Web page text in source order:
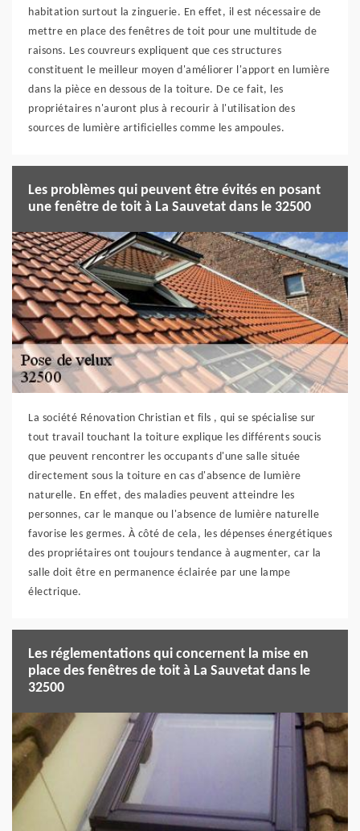
habitation surtout la zinguerie. En effet, il est nécessaire de
mettre en place des fenêtres de toit pour une multitude de
raisons. Les couvreurs expliquent que ces structures
constituent le meilleur moyen d'améliorer l'apport en lumière
dans la pièce en dessous de la toiture. De ce fait, les
propriétaires n'auront plus à recourir à l'utilisation des
sources de lumière artificielles comme les ampoules.
Les problèmes qui peuvent être évités en posant
une fenêtre de toit à La Sauvetat dans le 32500
La société Rénovation Christian et fils , qui se spécialise sur
tout travail touchant la toiture explique les différents soucis
que peuvent rencontrer les occupants d'une salle située
directement sous la toiture en cas d'absence de lumière
naturelle. En effet, des maladies peuvent atteindre les
personnes, car le manque ou l'absence de lumière naturelle
favorise les germes. À côté de cela, les dépenses énergétiques
des propriétaires ont toujours tendance à augmenter, car la
salle doit être en permanence éclairée par une lampe
électrique.
Les réglementations qui concernent la mise en
place des fenêtres de toit à La Sauvetat dans le
32500